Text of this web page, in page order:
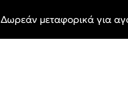
End of Season
Δωρεάν μεταφορικά για